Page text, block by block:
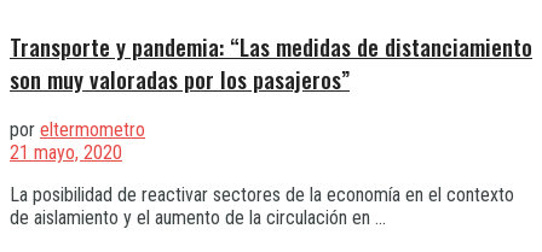
Transporte y pandemia: “Las medidas de distanciamiento
son muy valoradas por los pasajeros”
por eltermometro
21 mayo, 2020
La posibilidad de reactivar sectores de la economía en el contexto
de aislamiento y el aumento de la circulación en ...